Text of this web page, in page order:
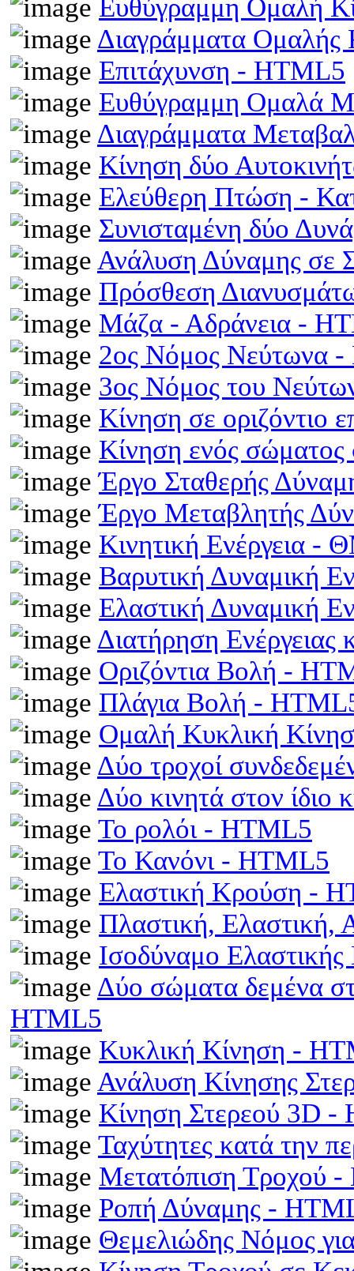
Ευθύγραμμη Ομαλή
Διαγράμματα
Επιτάχυνση - HTML5
Ευθύγραμμη Ομαλά
Διαγράμματα
Κίνηση δύο
Ελεύθερη Πτώση -
Συνισταμένη δύο
Ανάλυση Δύναμης σε
Πρόσθεση
Μάζα - Αδράνεια -
2ος Νόμος Νεύτωνα
3ος Νόμος του
Κίνηση σε οριζόντιο
Κίνηση ενός
Έργο Σταθερής
Έργο Μεταβλητής
Κινητική Ενέργεια
Βαρυτική Δυναμική
Ελαστική Δυναμική
Διατήρηση
Οριζόντια Βολή -
Πλάγια Βολή -
Ομαλή Κυκλική
Δύο τροχοί
Δύο κινητά στον
Το ρολόι - HTML5
Το Κανόνι - HTML5
Ελαστική Κρούση -
Πλαστική,
Ισοδύναμο
Δύο σώματα δεμένα
HTML5
Κυκλική Κίνηση -
Ανάλυση Κίνησης
Κίνηση Στερεού 3D -
Ταχύτητες κατά την
Μετατόπιση Τροχού
Ροπή Δύναμης -
Θεμελιώδης Νόμος